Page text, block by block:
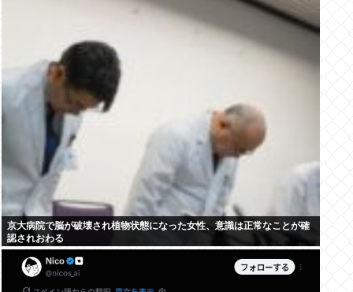
京大病院で脳が破壊され植物状態になった女性、意識は正常なことが確
認されおわる